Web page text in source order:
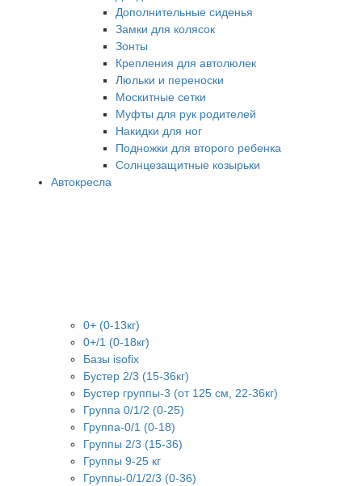
Дополнительные сиденья
Замки для колясок
Зонты
Крепления для автолюлек
Люльки и переноски
Москитные сетки
Муфты для рук родителей
Накидки для ног
Подножки для второго ребенка
Солнцезащитные козырьки
Автокресла
0+ (0-13кг)
0+/1 (0-18кг)
Базы isofix
Бустер 2/3 (15-36кг)
Бустер группы-3 (от 125 см, 22-36кг)
Группа 0/1/2 (0-25)
Группа-0/1 (0-18)
Группы 2/3 (15-36)
Группы 9-25 кг
Группы-0/1/2/3 (0-36)